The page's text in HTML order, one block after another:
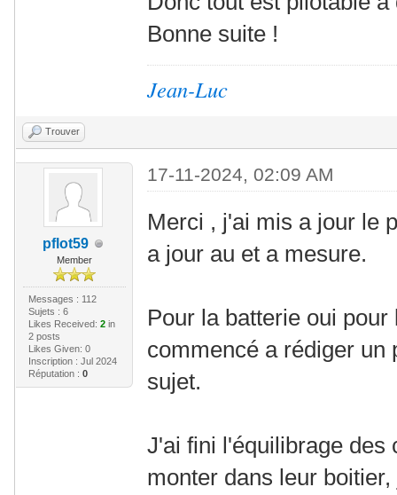
Bonne suite !
Jean-Luc
Trouver
pflot59
Member
Messages : 112
Sujets : 6
Likes Received: 2in
2 posts
Likes Given: 0
Inscription : Jul 2024
Réputation : 0
17-11-2024, 02:09 AM
Merci , j'ai mis a jour le
a jour au et a mesure.
Pour la batterie oui
commencé a rédiger un
sujet.
J'ai fini l'équilibrage des
monter dans leur